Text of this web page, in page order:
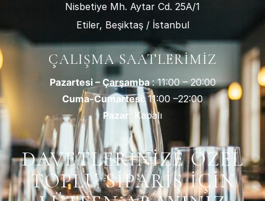
Nisbetiye Mh. Aytar Cd. 25A/1
Etiler, Beşiktaş / İstanbul
ÇALIŞMA SAATLERIMIZ
Pazartesi – Çarşamba: 11:00 – 20:00
Cuma-Cumartesi: 11:00 –22:00
Pazar: Kapalı
DAVETLERİNİZE ÖZEL
TOPLU SİPARİŞ İÇİN